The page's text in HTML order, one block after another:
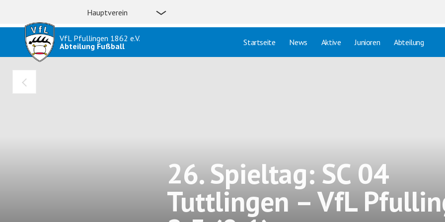
VfL Pfullingen 1862 e.V.
Abteilung Fußball
Hauptverein
Startseite News Aktive Junioren Abteilung
26. Spieltag: SC 04
Tuttlingen – VfL